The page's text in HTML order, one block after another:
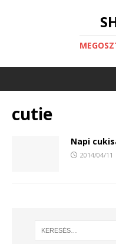
cutie
Napi
2014/04/11